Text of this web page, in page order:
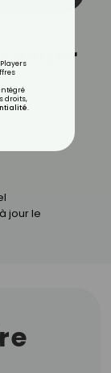
éviter
jour le
droits,
.